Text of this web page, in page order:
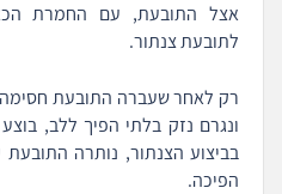
אצל התובעת, עם החמרת
לתובעת צנתור.
רק לאחר שעברה התובעת
ונגרם נזק בלתי הפיך ללב,
בביצוע הצנתור, נותרה
הפיכה.